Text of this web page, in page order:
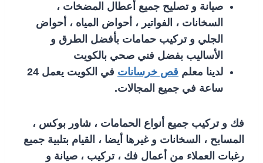
صيانة و تصليح جميع أعطال المضخات ،
السخانات ، الفواتير ، أحواض المياه ، أحواض
الجلي و تركيب حمامات بأفضل الطرق و
الأساليب بفضل فني صحي بالكويت
لدينا معلم قص خرسانات
في الكويت يعمل 24
ساعة في جميع المجالات.
فك و تركيب جميع أنواع الحمامات ، شاور بوكس ،
المسابح ، السخانات و غيرها أيضا ، القيام بتلبية جميع
رغبات العملاء من أعمال فك ، تركيب ، صيانة و